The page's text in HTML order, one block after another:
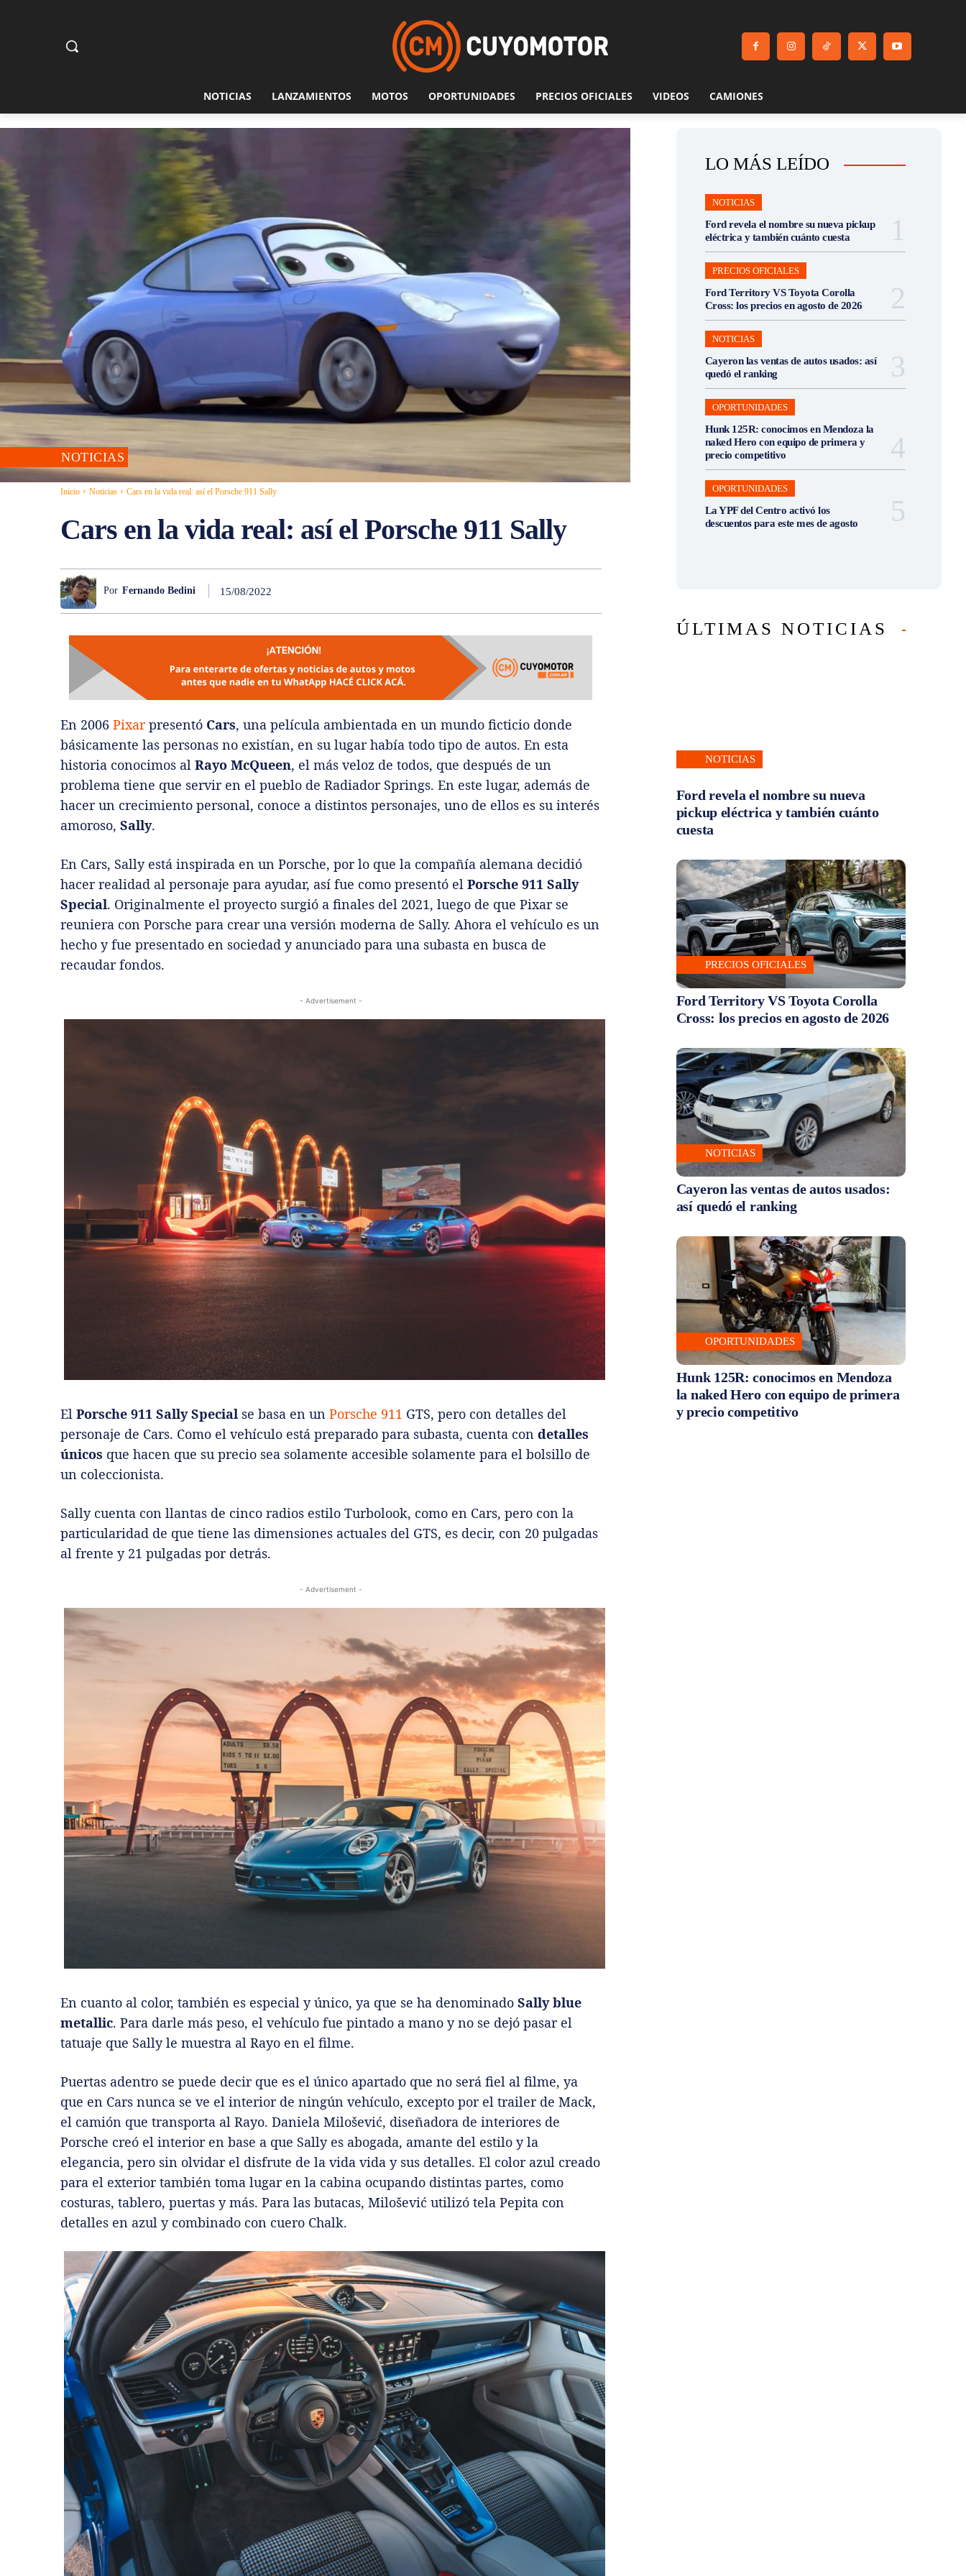
NOTICIAS LANZAMIENTOS MOTOS OPORTUNIDADES PRECIOS OFICIALES VIDEOS CAMIONES
NOTICIAS
Inicio Noticias Cars en la vida real: así el Porsche 911 Sally
Cars en la vida real: así el Porsche 911 Sally
Por Fernando Bedini 15/08/2022
En 2006 Pixarpresentó Cars, una película ambientada en un mundo ficticio donde
básicamente las personas no existían, en su lugar había todo tipo de autos. En esta
historia conocimos al Rayo McQueen, el más veloz de todos, que después de un
problema tiene que servir en el pueblo de Radiador Springs. En este lugar, además de
hacer un crecimiento personal, conoce a distintos personajes, uno de ellos es su interés
amoroso, Sally.
En Cars, Sally está inspirada en un Porsche, por lo que la compañía alemana decidió
hacer realidad al personaje para ayudar, así fue como presentó el Porsche 911 Sally
Special. Originalmente el proyecto surgió a finales del 2021, luego de que Pixar se
reuniera con Porsche para crear una versión moderna de Sally. Ahora el vehículo es un
hecho y fue presentado en sociedad y anunciado para una subasta en busca de
recaudar fondos.
- Advertisement -
El Porsche 911 Sally Special se basa en un Porsche 911 GTS, pero con detalles del
personaje de Cars. Como el vehículo está preparado para subasta, cuenta con detalles
únicos que hacen que su precio sea solamente accesible solamente para el bolsillo de
un coleccionista.
Sally cuenta con llantas de cinco radios estilo Turbolook, como en Cars, pero con la
particularidad de que tiene las dimensiones actuales del GTS, es decir, con 20 pulgadas
al frente y 21 pulgadas por detrás.
- Advertisement -
En cuanto al color, también es especial y único, ya que se ha denominado Sally blue
metallic. Para darle más peso, el vehículo fue pintado a mano y no se dejó pasar el
tatuaje que Sally le muestra al Rayo en el filme.
Puertas adentro se puede decir que es el único apartado que no será fiel al filme, ya
que en Cars nunca se ve el interior de ningún vehículo, excepto por el trailer de Mack,
el camión que transporta al Rayo. Daniela Milošević, diseñadora de interiores de
Porsche creó el interior en base a que Sally es abogada, amante del estilo y la
elegancia, pero sin olvidar el disfrute de la vida vida y sus detalles. El color azul creado
para el exterior también toma lugar en la cabina ocupando distintas partes, como
costuras, tablero, puertas y más. Para las butacas, Milošević utilizó tela Pepita con
detalles en azul y combinado con cuero Chalk.
LO MÁS LEÍDO
NOTICIAS
Ford revela el nombre su nueva pickup
eléctrica y también cuánto cuesta
PRECIOS OFICIALES
Ford Territory VS Toyota Corolla
Cross: los precios en agosto de 2026
NOTICIAS
Cayeron las ventas de autos usados: así
quedó el ranking
OPORTUNIDADES
Hunk 125R: conocimos en Mendoza la
naked Hero con equipo de primera y
precio competitivo
OPORTUNIDADES
La YPF del Centro activó los
descuentos para este mes de agosto
ÚLTIMAS NOTICIAS
NOTICIAS
Ford revela el nombre su nueva
pickup eléctrica y también cuánto
cuesta
PRECIOS OFICIALES
Ford Territory VS Toyota Corolla
Cross: los precios en agosto de 2026
NOTICIAS
Cayeron las ventas de autos usados:
así quedó el ranking
OPORTUNIDADES
Hunk 125R: conocimos en Mendoza
la naked Hero con equipo de primera
y precio competitivo